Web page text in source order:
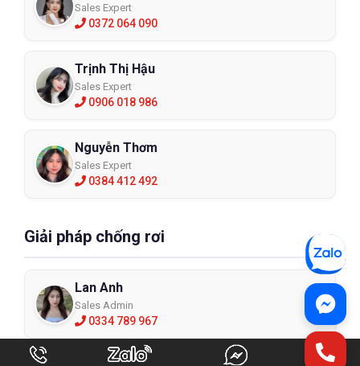
Sales Expert
0372 064 090
Trịnh Thị Hậu
Sales Expert
0906 018 986
Nguyễn Thơm
Sales Expert
0384 412 492
Giải pháp chống rơi
Lan Anh
Sales Admin
0334 789 967